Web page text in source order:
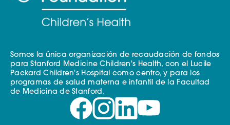
Somos la única organización de recaudación de fondos
para Stanford Medicine Children's Health, con el Lucile
Packard Children's Hospital como centro, y para los
programas de salud materna e infantil de la Facultad
de Medicina de Stanford.